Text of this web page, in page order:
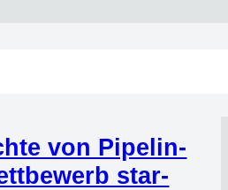
von Pipe­lin­
star­